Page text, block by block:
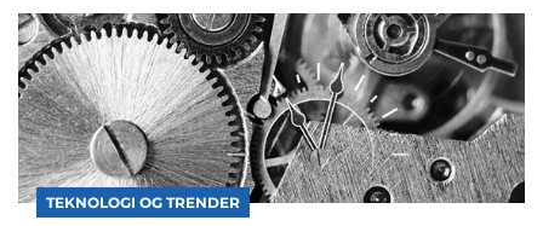
TEKNOLOGI OG TRENDER